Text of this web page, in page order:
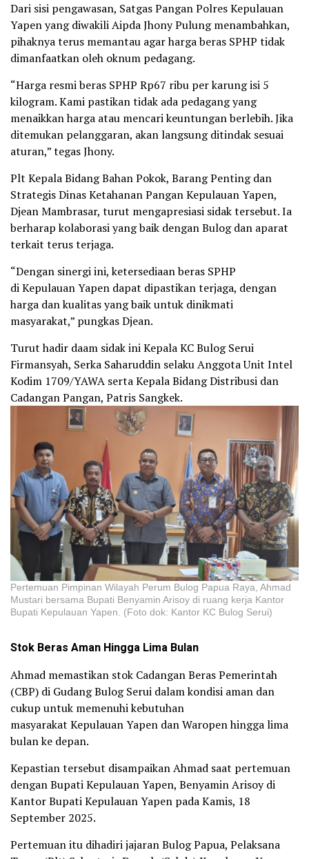
Dari sisi pengawasan, Satgas Pangan Polres Kepulauan
Yapen yang diwakili Aipda Jhony Pulung menambahkan,
pihaknya terus memantau agar harga beras SPHP tidak
dimanfaatkan oleh oknum pedagang.
“Harga resmi beras SPHP Rp67 ribu per karung isi 5
kilogram. Kami pastikan tidak ada pedagang yang
menaikkan harga atau mencari keuntungan berlebih. Jika
ditemukan pelanggaran, akan langsung ditindak sesuai
aturan,” tegas Jhony.
Plt Kepala Bidang Bahan Pokok, Barang Penting dan
Strategis Dinas Ketahanan Pangan Kepulauan Yapen,
Djean Mambrasar, turut mengapresiasi sidak tersebut. Ia
berharap kolaborasi yang baik dengan Bulog dan aparat
terkait terus terjaga.
“Dengan sinergi ini, ketersediaan beras SPHP
di Kepulauan Yapen dapat dipastikan terjaga, dengan
harga dan kualitas yang baik untuk dinikmati
masyarakat,” pungkas Djean.
Turut hadir daam sidak ini Kepala KC Bulog Serui
Firmansyah, Serka Saharuddin selaku Anggota Unit Intel
Kodim 1709/YAWA serta Kepala Bidang Distribusi dan
Cadangan Pangan, Patris Sangkek.
Pertemuan Pimpinan Wilayah Perum Bulog Papua Raya, Ahmad
Mustari bersama Bupati Benyamin Arisoy di ruang kerja Kantor
Bupati Kepulauan Yapen. (Foto dok: Kantor KC Bulog Serui)
Stok Beras Aman Hingga Lima Bulan
Ahmad memastikan stok Cadangan Beras Pemerintah
(CBP) di Gudang Bulog Serui dalam kondisi aman dan
cukup untuk memenuhi kebutuhan
masyarakat Kepulauan Yapen dan Waropen hingga lima
bulan ke depan.
Kepastian tersebut disampaikan Ahmad saat pertemuan
dengan Bupati Kepulauan Yapen, Benyamin Arisoy di
Kantor Bupati Kepulauan Yapen pada Kamis, 18
September 2025.
Pertemuan itu dihadiri jajaran Bulog Papua, Pelaksana